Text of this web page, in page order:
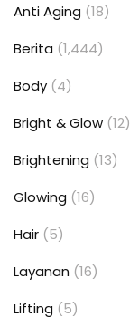
Anti Aging (18)
Berita (1,444)
Body (4)
Bright & Glow (12)
Brightening (13)
Glowing (16)
Hair (5)
Layanan (16)
Lifting (5)